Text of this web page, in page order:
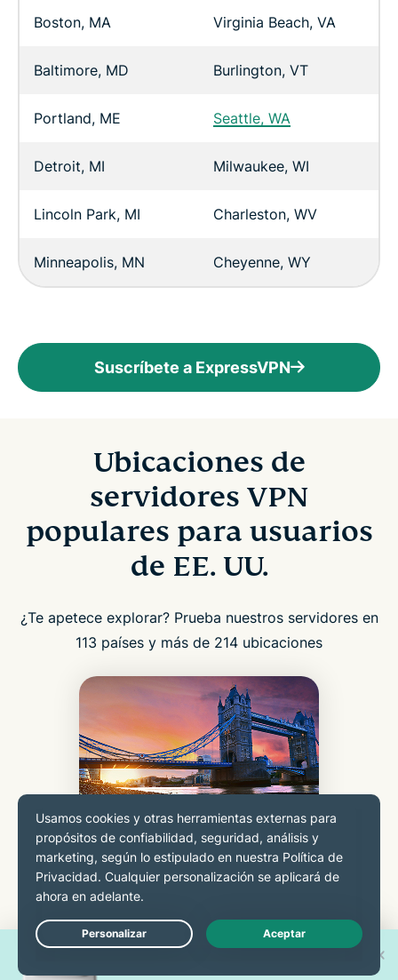
Boston, MA Virginia Beach, VA
Baltimore, MD Burlington, VT
Portland, ME Seattle, WA
Detroit, MI Milwaukee, WI
Lincoln Park, MI Charleston, WV
Minneapolis, MN Cheyenne, WY
Suscríbete a ExpressVPN
Ubicaciones de
servidores VPN
populares para usuarios
de EE. UU.
¿Te apetece explorar? Prueba nuestros servidores en
113 países y más de 214 ubicaciones
REINO UNIDO
Live Chat
¡Gana uno de los 30 nuevos